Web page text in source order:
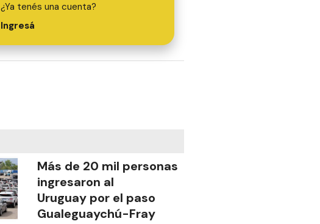
¿Ya tenés una cuenta?
Ingresá
Más de 20 mil personas
ingresaron al
Uruguay por el paso
Gualeguaychú-Fray